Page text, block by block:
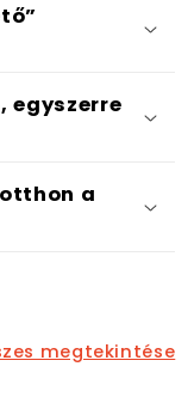
egyszerre
a
megtekintése